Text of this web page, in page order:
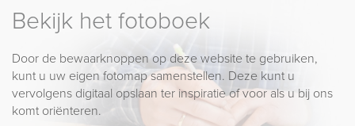
Bekijk het fotoboek
Door de bewaarknoppen op deze website te gebruiken,
kunt u uw eigen fotomap samenstellen. Deze kunt u
vervolgens digitaal opslaan ter inspiratie of voor als u bij ons
komt oriënteren.